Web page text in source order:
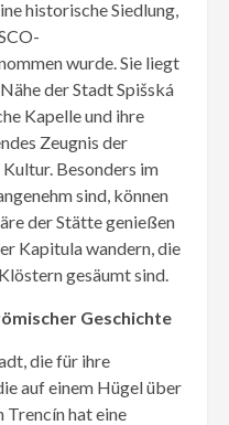
historische Siedlung,
wurde. Sie liegt
der Stadt Spišská
Kapelle und ihre
Zeugnis der
Besonders im
sind, können
der Stätte genießen
Kapitula wandern, die
gesäumt sind.
Geschichte
die für ihre
auf einem Hügel über
Trencín hat eine